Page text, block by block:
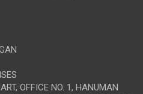
OFFICE NO. 1, HANUMAN